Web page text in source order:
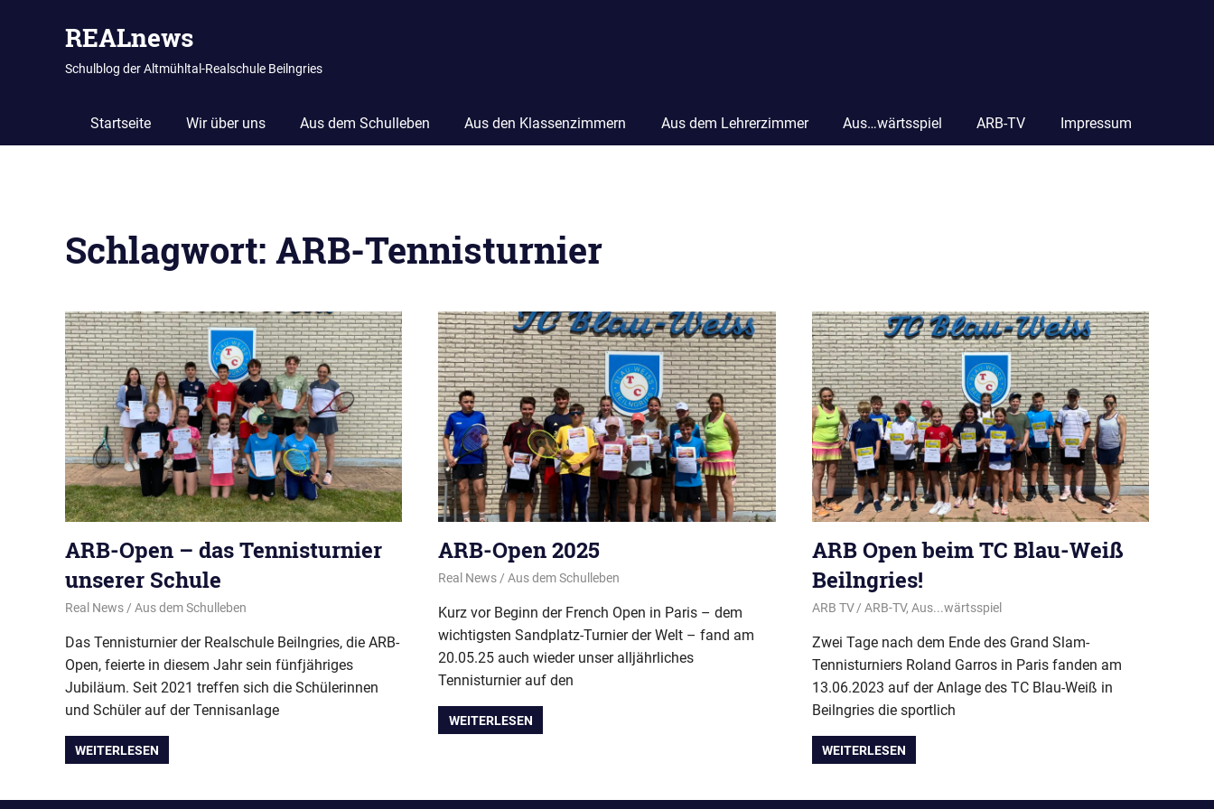
REALnews
Schulblog der Altmühltal-Realschule Beilngries
Startseite Wir über uns Aus dem Schulleben Aus den Klassenzimmern Aus dem Lehrerzimmer Aus…wärtsspiel ARB-TV Impressum
Schlagwort: ARB-Tennisturnier
ARB-Open – das Tennisturnier
unserer Schule
15. Juni 2026
Real News Aus dem Schulleben
Das Tennisturnier der Realschule Beilngries, die ARB-
Open, feierte in diesem Jahr sein fünfjähriges
Jubiläum. Seit 2021 treffen sich die Schülerinnen
und Schüler auf der Tennisanlage
WEITERLESEN
ARB-Open 2025
3. Juni 2025
Real News Aus dem Schulleben
Kurz vor Beginn der French Open in Paris – dem
wichtigsten Sandplatz-Turnier der Welt – fand am
20.05.25 auch wieder unser alljährliches
Tennisturnier auf den
WEITERLESEN
ARB Open beim TC Blau-Weiß
Beilngries!
21. Juni 2023
ARB TV ARB-TV,Aus...wärtsspiel
Zwei Tage nach dem Ende des Grand Slam-
Tennisturniers Roland Garros in Paris fanden am
13.06.2023 auf der Anlage des TC Blau-Weiß in
Beilngries die sportlich
WEITERLESEN